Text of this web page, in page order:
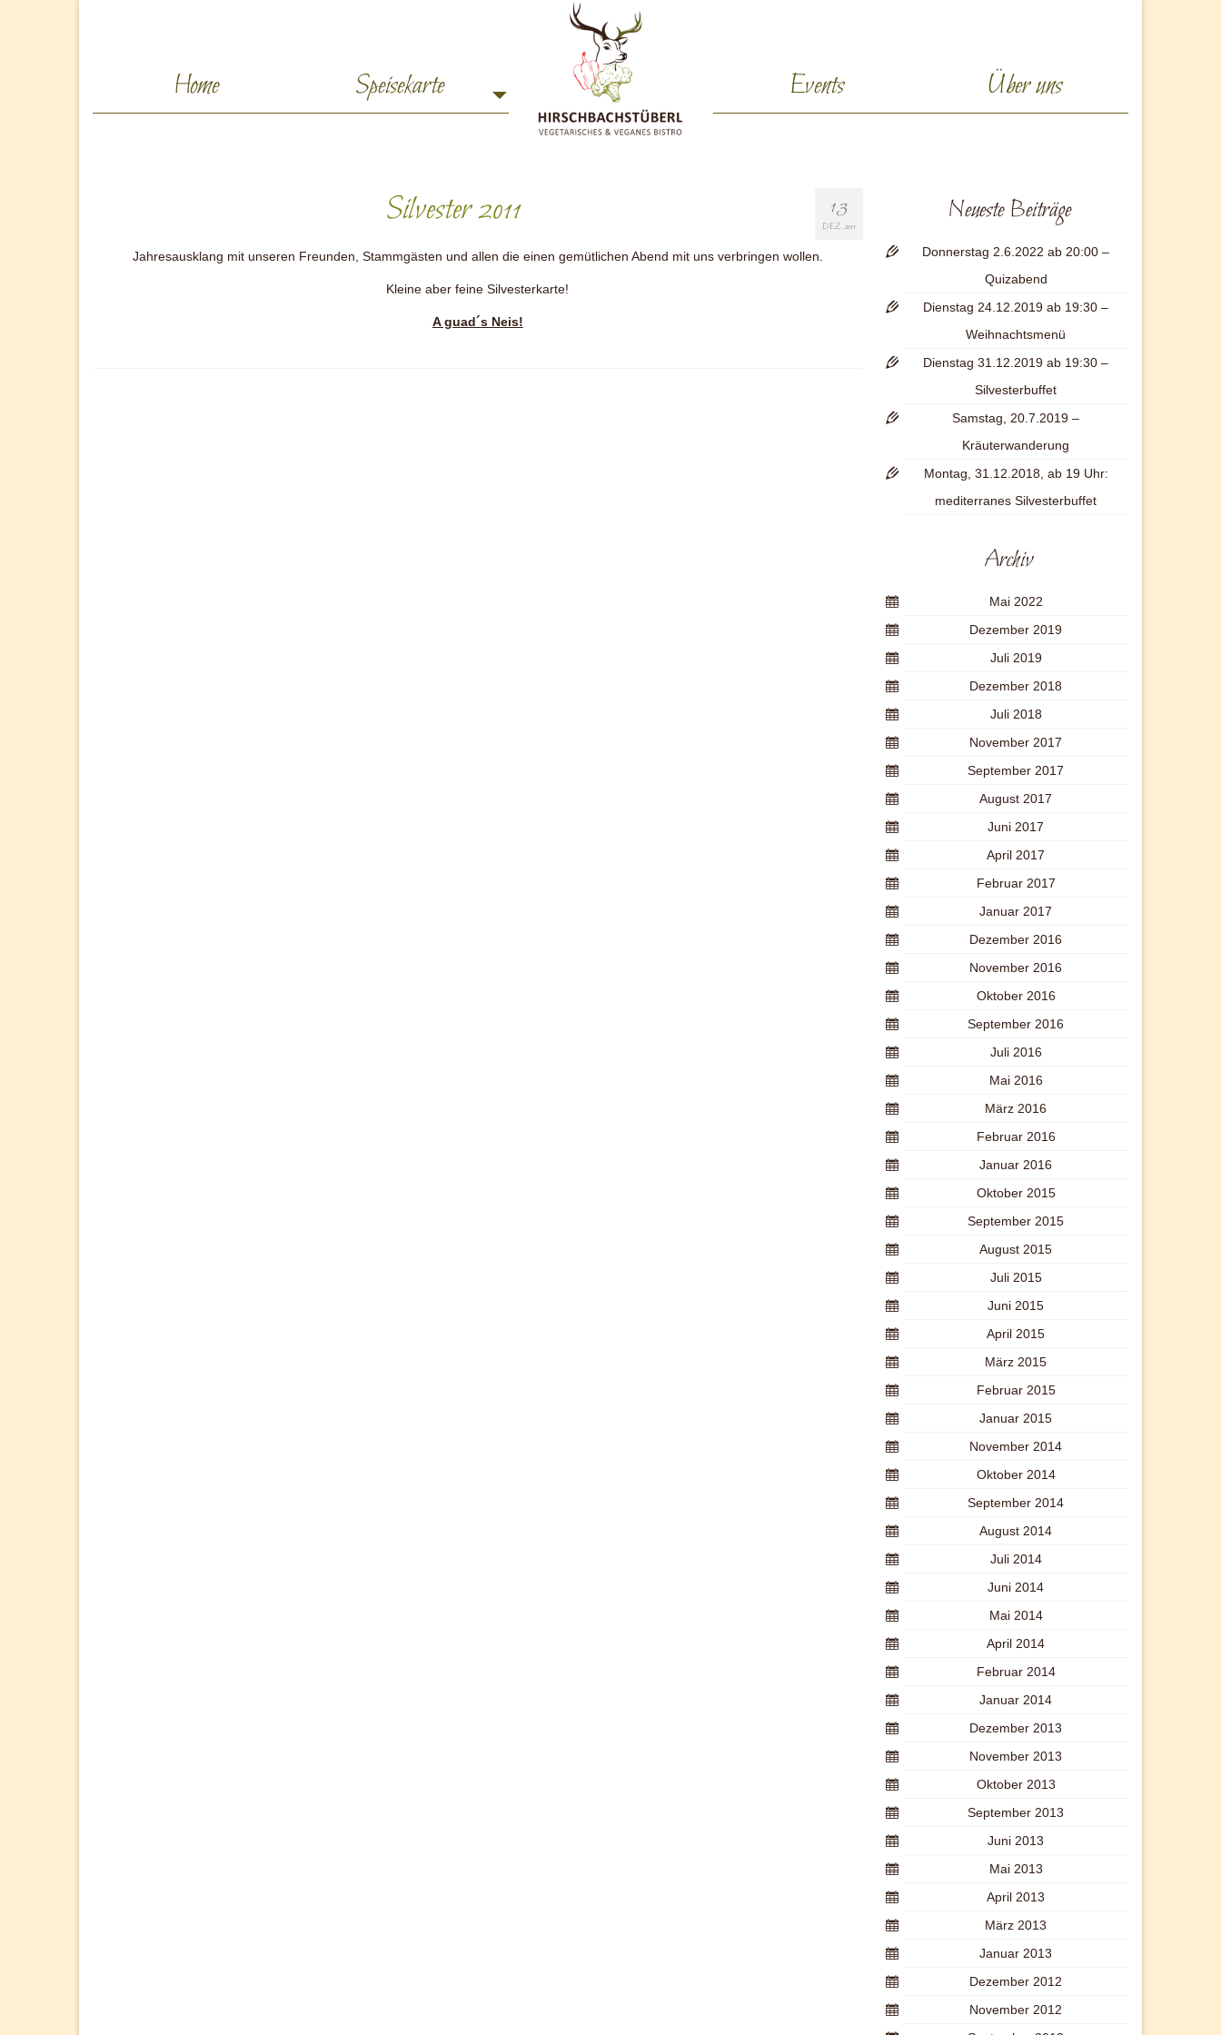
Home Speisekarte Events Über uns
13
DEZ. 2011
Silvester 2011
Jahresausklang mit unseren Freunden, Stammgästen und allen die einen gemütlichen Abend mit uns verbringen wollen.
Kleine aber feine Silvesterkarte!
A guad´s Neis!
Neueste Beiträge
Donnerstag 2.6.2022 ab 20:00 –
Quizabend
Dienstag 24.12.2019 ab 19:30 –
Weihnachtsmenü
Dienstag 31.12.2019 ab 19:30 –
Silvesterbuffet
Samstag, 20.7.2019 –
Kräuterwanderung
Montag, 31.12.2018, ab 19 Uhr:
mediterranes Silvesterbuffet
Archiv
Mai 2022
Dezember 2019
Juli 2019
Dezember 2018
Juli 2018
November 2017
September 2017
August 2017
Juni 2017
April 2017
Februar 2017
Januar 2017
Dezember 2016
November 2016
Oktober 2016
September 2016
Juli 2016
Mai 2016
März 2016
Februar 2016
Januar 2016
Oktober 2015
September 2015
August 2015
Juli 2015
Juni 2015
April 2015
März 2015
Februar 2015
Januar 2015
November 2014
Oktober 2014
September 2014
August 2014
Juli 2014
Juni 2014
Mai 2014
April 2014
Februar 2014
Januar 2014
Dezember 2013
November 2013
Oktober 2013
September 2013
Juni 2013
Mai 2013
April 2013
März 2013
Januar 2013
Dezember 2012
November 2012